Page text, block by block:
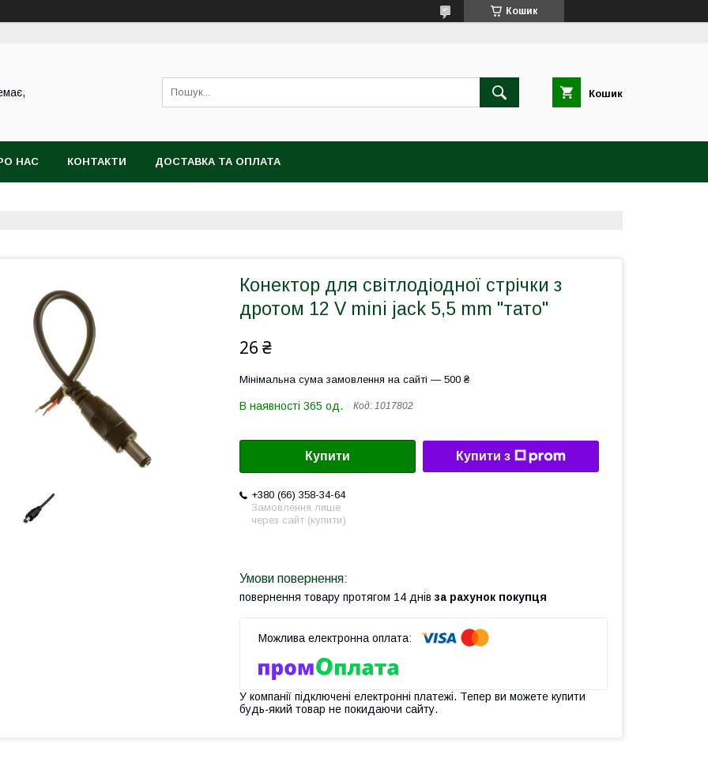
Кошик
Кошик
НАС КОНТАКТИ ДОСТАВКА ТА ОПЛАТА
Конектор для світлодіодної стрічки з
дротом 12 V mini jack 5,5 mm "тато"
26 ₴
Мінімальна сума замовлення на сайті — 500 ₴
В наявності 365 од. Код: 1017802
Купити Купити з
+380 (66) 358-34-64
Замовлення лише
через сайт (купити)
повернення товару протягом 14 днів за рахунок покупця
У компанії підключені електронні платежі. Тепер ви можете купити
будь-який товар не покидаючи сайту.